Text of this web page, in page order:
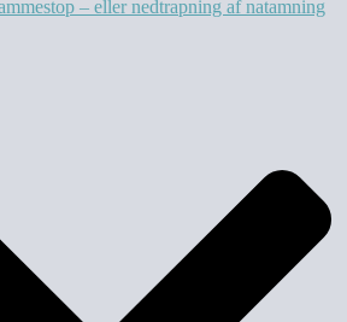
– eller nedtrapning af natamning